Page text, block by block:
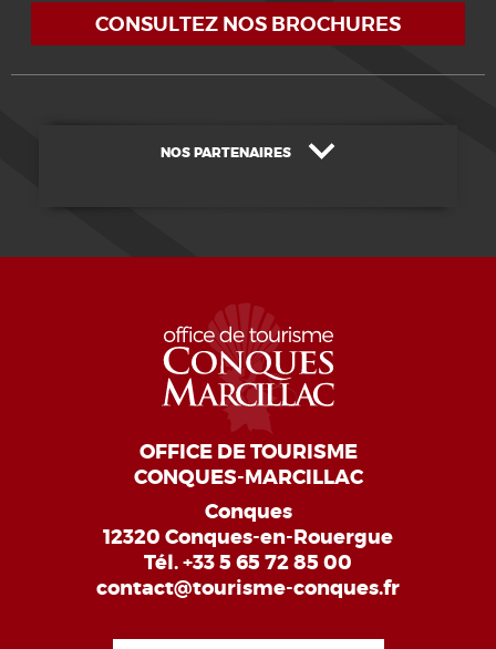
CONSULTEZ NOS BROCHURES
NOS PARTENAIRES
OFFICE DE TOURISME
CONQUES-MARCILLAC
Conques
12320 Conques-en-Rouergue
Tél.+33 5 65 72 85 00
contact@tourisme-conques.fr